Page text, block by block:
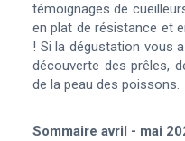
témoignages de
en plat de résistance et
! Si la dégustation vous
découverte des prêles,
de la peau des poissons.
Sommaire avril - mai